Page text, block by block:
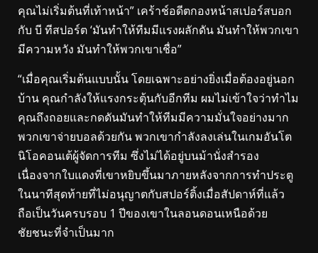
คุณไม่เริ่มต้นที่เท้าหน้า” เคร้าช์อดีตกองหน้าสเปอร์สบอก
กับ บี ทีสปอร์ต ‘มันทำให้ทีมมีแรงผลักดัน มันทำให้พวกเขา
มีความหวัง มันทำให้พวกเขาเชื่อ”
“เมื่อคุณเริ่มต้นแบบนั้น โดยเฉพาะอย่างยิ่งเมื่อต้องอยู่นอก
บ้าน คุณกำลังให้แรงกระตุ้นกับอีกทีม ผมไม่เข้าใจว่าทำไม
คุณถึงถอยและกดดันมันทำให้ทีมมีความมั่นใจอย่างมาก
พวกเขาจ่ายบอลด้วยกัน พวกเขากำลังลงเล่นในเกมอันโต
นิโอคอนเต้ผู้จัดการทีม ซึ่งไม่ได้อยู่บนม้านั่งสำรอง
เนื่องจากใบแดงที่เขาหยิบขึ้นมาภายหลังจากการทำประตู
ในนาทีสุดท้ายที่ไม่อนุญาตกับสปอร์ติ้งเมื่อสัปดาห์ที่แล้ว
ถือเป็นวันครบรอบ 1 ปีของเขาในลอนดอนเหนือด้วย
ชัยชนะที่จำเป็นมาก